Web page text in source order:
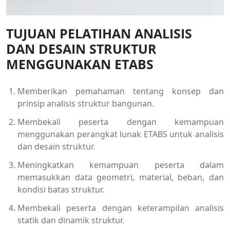
TUJUAN PELATIHAN ANALISIS
DAN DESAIN STRUKTUR
MENGGUNAKAN ETABS
Memberikan pemahaman tentang konsep dan
prinsip analisis struktur bangunan.
Membekali peserta dengan kemampuan
menggunakan perangkat lunak ETABS untuk analisis
dan desain struktur.
Meningkatkan kemampuan peserta dalam
memasukkan data geometri, material, beban, dan
kondisi batas struktur.
Membekali peserta dengan keterampilan analisis
statik dan dinamik struktur.